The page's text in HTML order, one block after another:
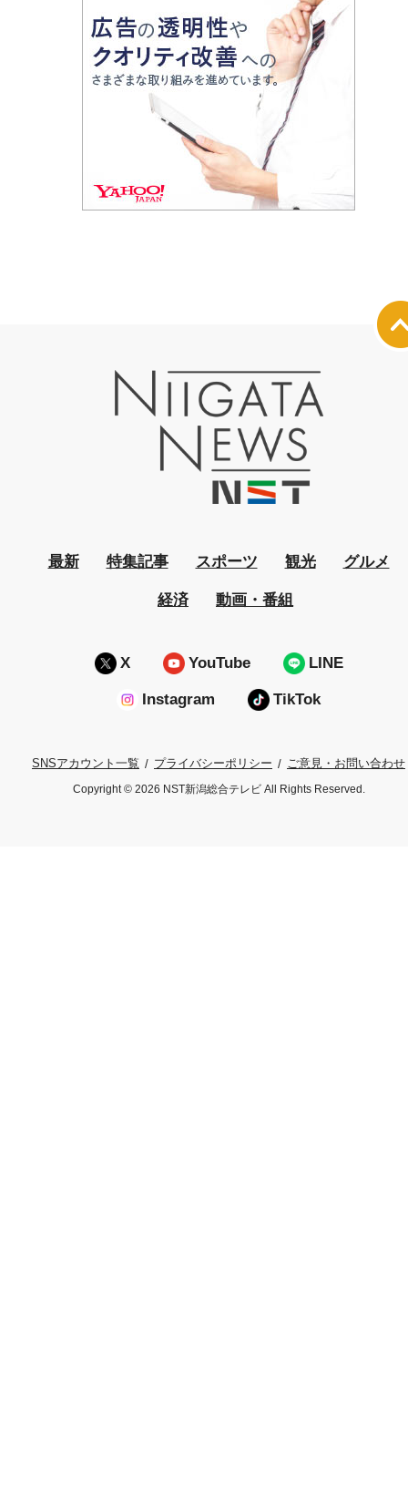
最新 特集記事 スポーツ 観光 グルメ
経済 動画・番組
X YouTube LINE
Instagram TikTok
SNSアカウント一覧 プライバシーポリシー ご意見・お問い合わせ
Copyright © 2026 NST新潟総合テレビ All Rights Reserved.